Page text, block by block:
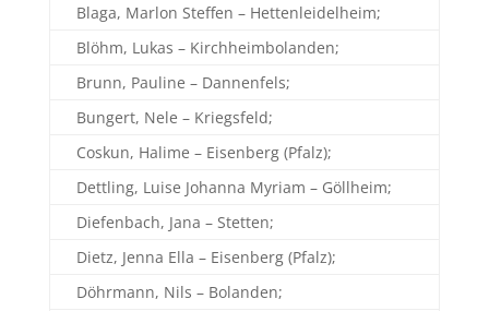
Blaga, Marlon Steffen – Hettenleidelheim;
Blöhm, Lukas – Kirchheimbolanden;
Brunn, Pauline – Dannenfels;
Bungert, Nele – Kriegsfeld;
Coskun, Halime – Eisenberg (Pfalz);
Dettling, Luise Johanna Myriam – Göllheim;
Diefenbach, Jana – Stetten;
Dietz, Jenna Ella – Eisenberg (Pfalz);
Döhrmann, Nils – Bolanden;